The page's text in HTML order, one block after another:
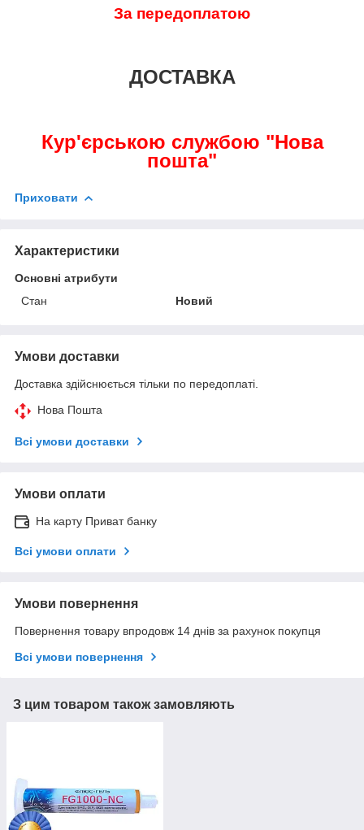
За передоплатою
ДОСТАВКА
Кур'єрською службою "Нова
пошта"
Приховати
Характеристики
Основні атрибути
Стан
Новий
Умови доставки
Доставка здійснюється тільки по передоплаті.
Нова Пошта
Всі умови доставки
Умови оплати
На карту Приват банку
Всі умови оплати
Умови повернення
Повернення товару впродовж 14 днів за рахунок покупця
Всі умови повернення
З цим товаром також замовляють